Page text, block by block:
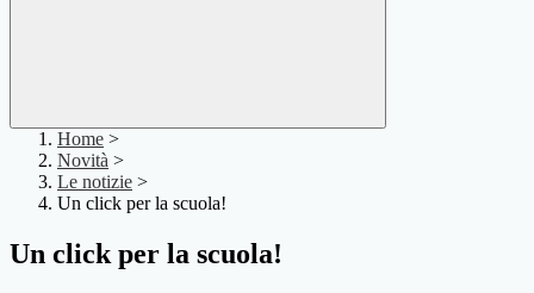
Home >
Novità >
Le notizie >
Un click per la scuola!
Un click per la scuola!